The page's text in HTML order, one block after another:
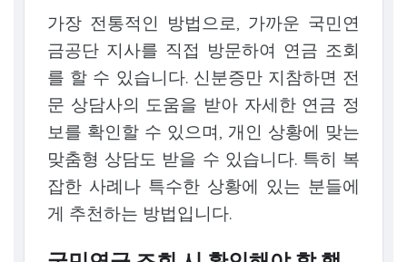
가장 전통적인 방법으로, 가까운 국민연
금공단 지사를 직접 방문하여 연금 조회
를 할 수 있습니다. 신분증만 지참하면 전
문 상담사의 도움을 받아 자세한 연금 정
보를 확인할 수 있으며, 개인 상황에 맞는
맞춤형 상담도 받을 수 있습니다. 특히 복
잡한 사례나 특수한 상황에 있는 분들에
게 추천하는 방법입니다.